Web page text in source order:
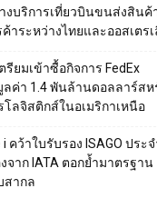
างบริการเที่ยวบินขนส่งสินค้
าระหว่างไทยและออสเตรเ
รียมเข้าซื้อกิจการ FedEx
ลค่า 1.4 พันล้านดอลลาร์สห
โลจิสติกส์ในอเมริกาเหนือ
i คว้าใบรับรอง ISAGO ประ
จาก IATA ตอกย้ำมาตรฐาน
สากล